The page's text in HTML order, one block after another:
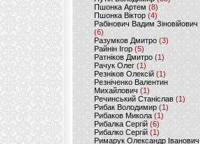
Пшонка Артем (8)
Пшонка Віктор(4)
Рабінович Вадим Зіновійович
(6)
Разумков Дмитро (3)
Райнін Ігор(5)
Ратніков Дмитро (1)
Рачук Олег (1)
Резніков Олексій(1)
Резніченко Валентин
Михайлович (1)
Речинський Станіслав (1)
Рибак Володимир(1)
Рибаков Микола(1)
Рибалка Сергій (6)
Рибалко Сергій (1)
Римарук Олександр Іванович